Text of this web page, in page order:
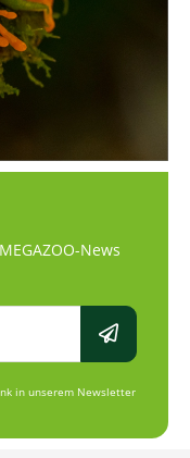
News
in unserem Newsletter